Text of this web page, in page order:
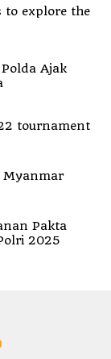
to explore the
Ajak
tournament
Myanmar
Pakta
2025